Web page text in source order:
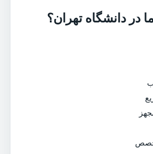
در دانشگاه تهران؟